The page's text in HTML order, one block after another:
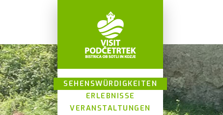
SEHENSWÜRDIGKEITEN
ERLEBNISSE
VERANSTALTUNGEN